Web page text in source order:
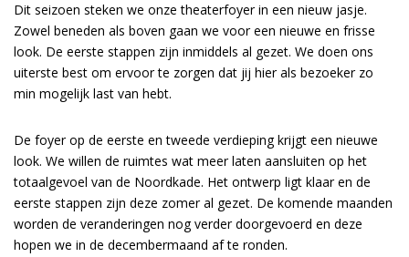
Dit seizoen steken we onze theaterfoyer in een nieuw jasje.
Zowel beneden als boven gaan we voor een nieuwe en frisse
look. De eerste stappen zijn inmiddels al gezet. We doen ons
uiterste best om ervoor te zorgen dat jij hier als bezoeker zo
min mogelijk last van hebt.
De foyer op de eerste en tweede verdieping krijgt een nieuwe
look. We willen de ruimtes wat meer laten aansluiten op het
totaalgevoel van de Noordkade. Het ontwerp ligt klaar en de
eerste stappen zijn deze zomer al gezet. De komende maanden
worden de veranderingen nog verder doorgevoerd en deze
hopen we in de decembermaand af te ronden.